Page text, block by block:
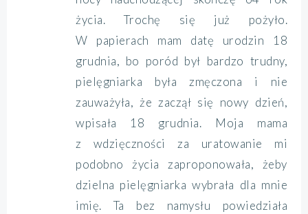
życia. Trochę się już pożyło.
W papierach mam datę urodzin 18
grudnia, bo poród był bardzo trudny,
pielęgniarka była zmęczona i nie
zauważyła, że zaczął się nowy dzień,
wpisała 18 grudnia. Moja mama
z wdzięczności za uratowanie mi
podobno życia zaproponowała, żeby
dzielna pielęgniarka wybrała dla mnie
imię. Ta bez namysłu powiedziała